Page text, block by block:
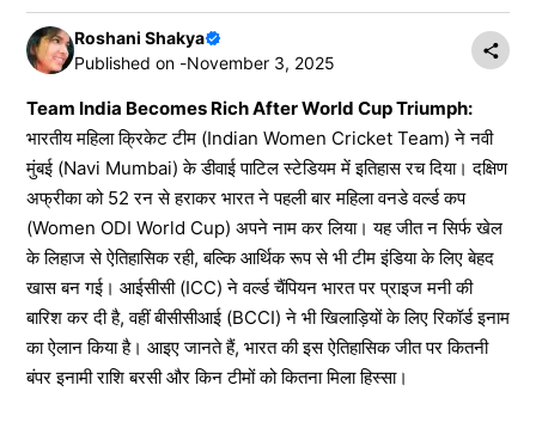
Roshani Shakya
Published on -November 3, 2025
Team India Becomes Rich After World Cup Triumph:
भारतीय महिला क्रिकेट टीम (Indian Women Cricket Team) ने नवी
मुंबई (Navi Mumbai) के डीवाई पाटिल स्टेडियम में इतिहास रच दिया। दक्षिण
अफ्रीका को 52 रन से हराकर भारत ने पहली बार महिला वनडे वर्ल्ड कप
(Women ODI World Cup) अपने नाम कर लिया। यह जीत न सिर्फ खेल
के लिहाज से ऐतिहासिक रही, बल्कि आर्थिक रूप से भी टीम इंडिया के लिए बेहद
खास बन गई। आईसीसी (ICC) ने वर्ल्ड चैंपियन भारत पर प्राइज मनी की
बारिश कर दी है, वहीं बीसीसीआई (BCCI) ने भी खिलाड़ियों के लिए रिकॉर्ड इनाम
का ऐलान किया है। आइए जानते हैं, भारत की इस ऐतिहासिक जीत पर कितनी
बंपर इनामी राशि बरसी और किन टीमों को कितना मिला हिस्सा।